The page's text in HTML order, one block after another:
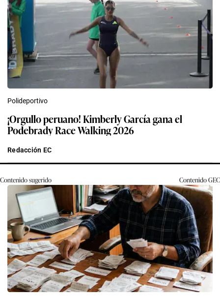
Polideportivo
¡Orgullo peruano! Kimberly García gana el
Podebrady Race Walking 2026
Redacción EC
Contenido sugerido ContenidoGEC